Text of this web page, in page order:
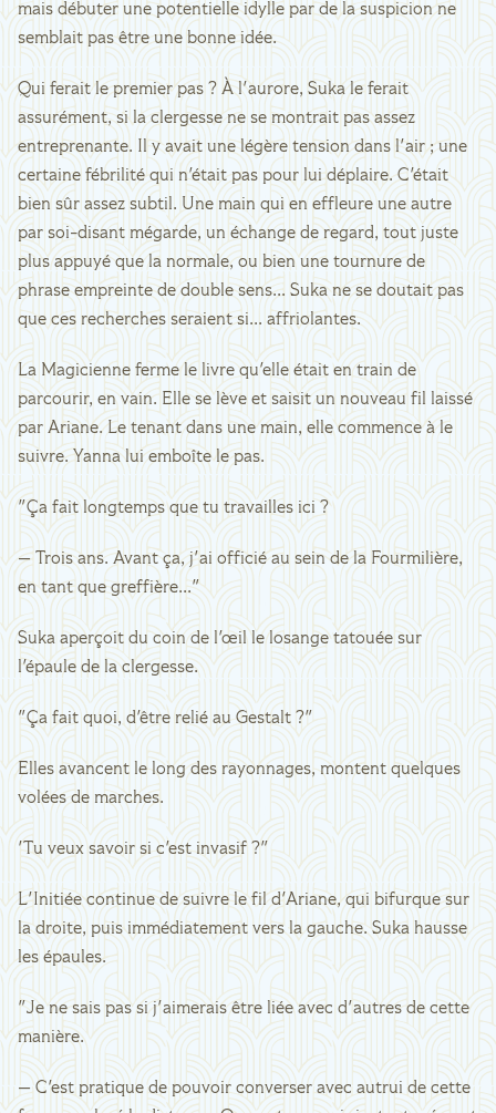
mais débuter une potentielle idylle par de la suspicion ne
semblait pas être une bonne idée.
Qui ferait le premier pas ? À l'aurore, Suka le ferait
assurément, si la clergesse ne se montrait pas assez
entreprenante. Il y avait une légère tension dans l'air ; une
certaine fébrilité qui n'était pas pour lui déplaire. C'était
bien sûr assez subtil. Une main qui en effleure une autre
par soi-disant mégarde, un échange de regard, tout juste
plus appuyé que la normale, ou bien une tournure de
phrase empreinte de double sens... Suka ne se doutait pas
que ces recherches seraient si... affriolantes.
La Magicienne ferme le livre qu'elle était en train de
parcourir, en vain. Elle se lève et saisit un nouveau fil laissé
par Ariane. Le tenant dans une main, elle commence à le
suivre. Yanna lui emboîte le pas.
"Ça fait longtemps que tu travailles ici ?
— Trois ans. Avant ça, j'ai officié au sein de la Fourmilière,
en tant que greffière..."
Suka aperçoit du coin de l'œil le losange tatouée sur
l'épaule de la clergesse.
"Ça fait quoi, d'être relié au Gestalt ?"
Elles avancent le long des rayonnages, montent quelques
volées de marches.
'Tu veux savoir si c'est invasif ?"
L'Initiée continue de suivre le fil d'Ariane, qui bifurque sur
la droite, puis immédiatement vers la gauche. Suka hausse
les épaules.
"Je ne sais pas si j'aimerais être liée avec d'autres de cette
manière.
— C'est pratique de pouvoir converser avec autrui de cette